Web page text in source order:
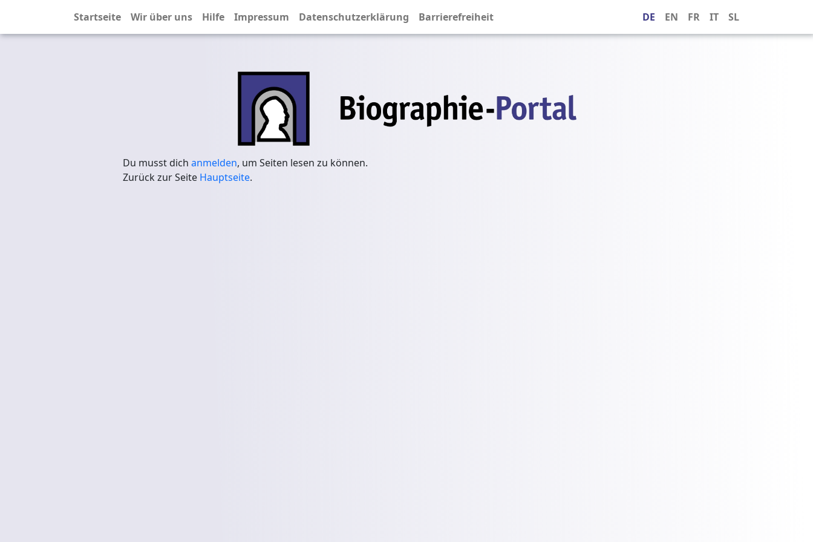
Startseite Wir über uns Hilfe Impressum Datenschutzerklärung Barrierefreiheit DE EN FR IT SL
Du musst dich anmelden, um Seiten lesen zu können.
Zurück zur Seite Hauptseite.